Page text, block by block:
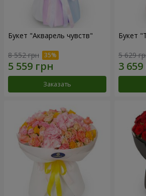
Букет "Акварель чувств"
8 552 грн
Заказать
Букет
5 629